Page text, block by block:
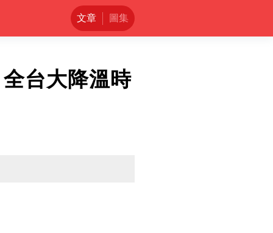
文章 圖集
台大降溫時